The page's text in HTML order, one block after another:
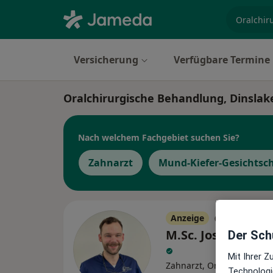
Versicherung Verfügbare Termine
Oralchirurgische Behandlung,
Nach welchem Fachgebiet suchen Sie?
Zahnarzt Mund-Kiefer-
Anzeige
M.Sc. Jost F.
Zahnarzt, Oralchirurg ·
Der
Mit Ihrer